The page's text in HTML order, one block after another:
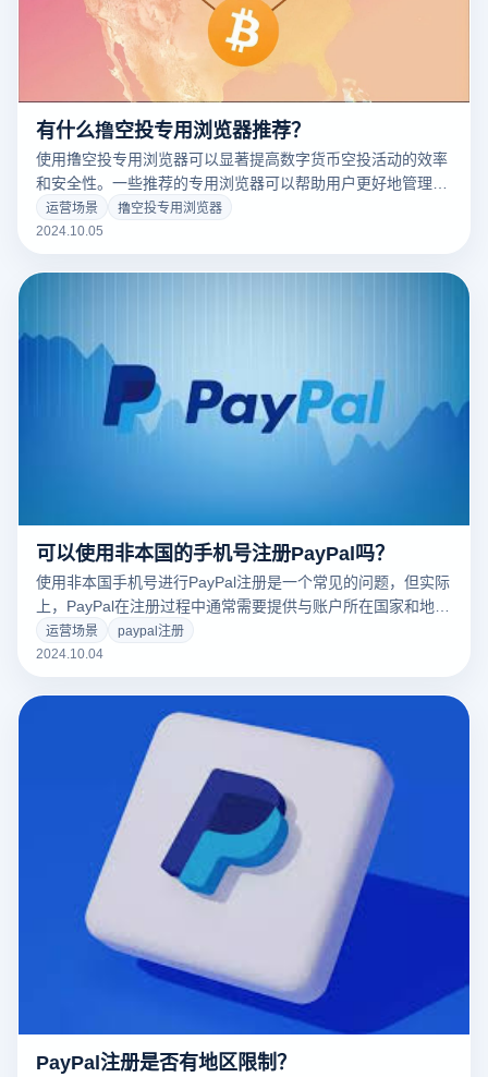
有什么撸空投专用浏览器推荐？
使用撸空投专用浏览器可以显著提高数字货币空投活动的效率
和安全性。一些推荐的专用浏览器可以帮助用户更好地管理多
个钱夹和账户，并提供隐私保护和防止数据跟踪的功能。例
如，“云登超级浏览器”等工具可以帮助用户避免账户关联和地
此外，一些浏览器还支持多个帐户管理和自动填充功能，使用
运营场景
撸空投专用浏览器
2024.10.05
可以使用非本国的手机号注册PayPal吗？
使用非本国手机号进行PayPal注册是一个常见的问题，但实际
上，PayPal在注册过程中通常需要提供与账户所在国家和地区
相匹配的手机号码。这是为了保证账户的安全性和合规性，也
方便身份认证和账户恢复。因此，虽然在某些情况下可能会使
机号码，以避免未来可能遇到的麻烦或限制。了解各个地区的
具体要求，可以帮助用户更顺利地完成PayPal的注册。
运营场景
paypal注册
2024.10.04
PayPal注册是否有地区限制？